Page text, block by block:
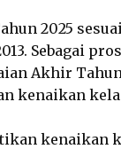
Tahun 2025
Sebagai
Akhir
kenaikan
kenaikan